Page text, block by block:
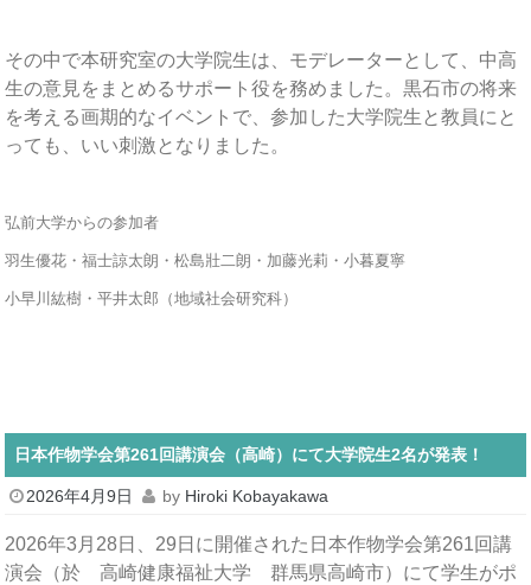
その中で本研究室の大学院生は、モデレーターとして、中高
生の意見をまとめるサポート役を務めました。黒石市の将来
を考える画期的なイベントで、参加した大学院生と教員にと
っても、いい刺激となりました。
弘前大学からの参加者
羽生優花・福士諒太朗・松島壯二朗・加藤光莉・小暮夏寧
小早川紘樹・平井太郎（地域社会研究科）
日本作物学会第261回講演会（高崎）にて大学院生2名が発表！
2026年4月9日 by Hiroki Kobayakawa
2026年3月28日、29日に開催された日本作物学会第261回講
演会（於 高崎健康福祉大学 群馬県高崎市）にて学生がポ